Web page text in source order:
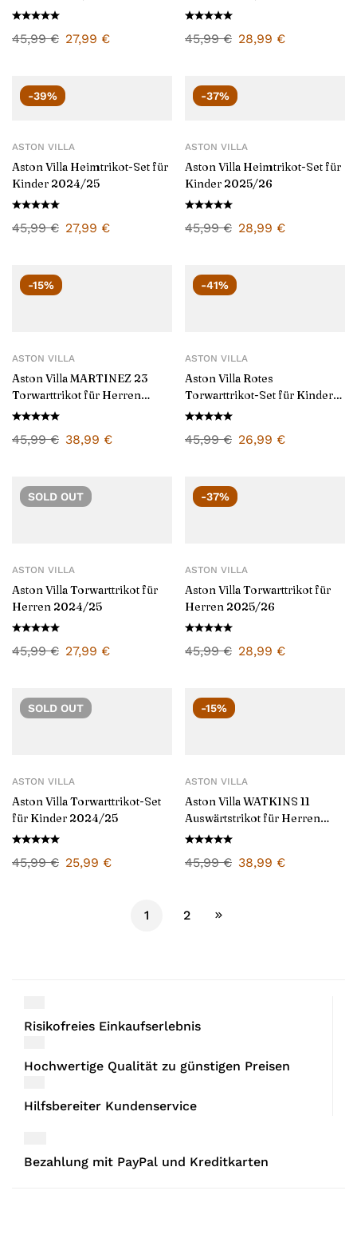
45,99€ 27,99 € 45,99€ 28,99 €
-39%
ASTON VILLA
Aston Villa Heimtrikot-Set für
Kinder 2024/25
45,99€ 27,99 €
-37%
ASTON VILLA
Aston Villa Heimtrikot-Set für
Kinder 2025/26
45,99€ 28,99 €
-15%
ASTON VILLA
Aston Villa MARTINEZ 23
Torwarttrikot für Herren
2025/26
45,99€ 38,99 €
-41%
ASTON VILLA
Aston Villa Rotes
Torwarttrikot-Set für Kinder
2025/26
45,99€ 26,99 €
SOLD OUT
ASTON VILLA
Aston Villa Torwarttrikot für
Herren 2024/25
45,99€ 27,99 €
-37%
ASTON VILLA
Aston Villa Torwarttrikot für
Herren 2025/26
45,99€ 28,99 €
SOLD OUT
ASTON VILLA
Aston Villa Torwarttrikot-Set
für Kinder 2024/25
45,99€ 25,99 €
-15%
ASTON VILLA
Aston Villa WATKINS 11
Auswärtstrikot für Herren
2025/26
45,99€ 38,99 €
1 2
Risikofreies Einkaufserlebnis
Hochwertige Qualität zu günstigen Preisen
Hilfsbereiter Kundenservice
Bezahlung mit PayPal und Kreditkarten